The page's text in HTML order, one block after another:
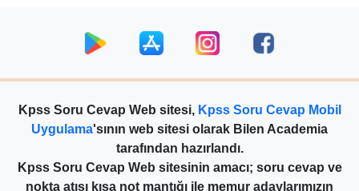
Kpss Soru Cevap Web sitesi, Kpss Soru Cevap Mobil
Uygulama'sının web sitesi olarak Bilen Academia
tarafından hazırlandı.
Kpss Soru Cevap Web sitesinin amacı; soru cevap ve
nokta atışı kısa not mantığı ile memur adaylarımızın